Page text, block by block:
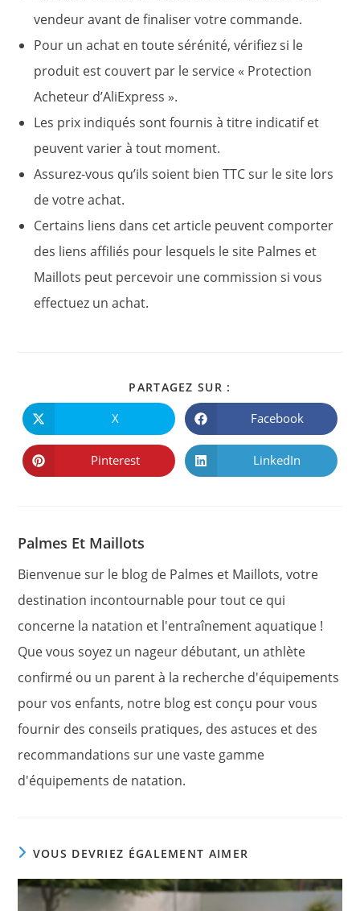
vendeur avant de finaliser votre commande.
Pour un achat en toute sérénité, vérifiez si le
produit est couvert par le service « Protection
Acheteur d’AliExpress ».
Les prix indiqués sont fournis à titre indicatif et
peuvent varier à tout moment.
Assurez-vous qu’ils soient bien TTC sur le site lors
de votre achat.
Certains liens dans cet article peuvent comporter
des liens affiliés pour lesquels le site Palmes et
Maillots peut percevoir une commission si vous
effectuez un achat.
PARTAGEZ SUR :
Ouvrir
dans
une
autre
fenêtre
X Ouvrir
dans
une
autre
fenêtre
Facebook
Ouvrir
dans
Pinterest Ouvrir
dans
LinkedIn
Palmes Et Maillots
Bienvenue sur le blog de Palmes et Maillots, votre
destination incontournable pour tout ce qui
concerne la natation et l'entraînement aquatique !
Que vous soyez un nageur débutant, un athlète
confirmé ou un parent à la recherche d'équipements
pour vos enfants, notre blog est conçu pour vous
fournir des conseils pratiques, des astuces et des
recommandations sur une vaste gamme
d'équipements de natation.
VOUS DEVRIEZ ÉGALEMENT AIMER